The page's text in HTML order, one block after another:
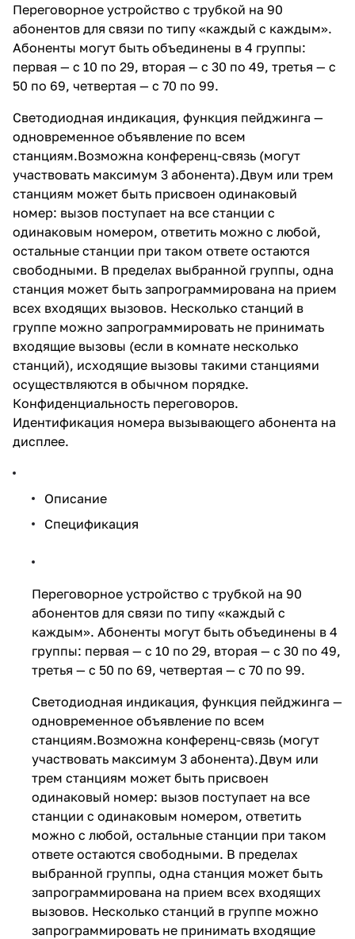
Переговорное устройство с трубкой на 90
абонентов для связи по типу «каждый с каждым».
Абоненты могут быть объединены в 4 группы:
первая — с 10 по 29, вторая — с 30 по 49, третья — с
50 по 69, четвертая — с 70 по 99.
Светодиодная индикация, функция пейджинга —
одновременное объявление по всем
станциям.Возможна конференц-связь (могут
участвовать максимум 3 абонента).Двум или трем
станциям может быть присвоен одинаковый
номер: вызов поступает на все станции с
одинаковым номером, ответить можно с любой,
остальные станции при таком ответе остаются
свободными. В пределах выбранной группы, одна
станция может быть запрограммирована на прием
всех входящих вызовов. Несколько станций в
группе можно запрограммировать не принимать
входящие вызовы (если в комнате несколько
станций), исходящие вызовы такими станциями
осуществляются в обычном порядке.
Конфиденциальность переговоров.
Идентификация номера вызывающего абонента на
дисплее.
Описание
Спецификация
Переговорное устройство с трубкой на 90
абонентов для связи по типу «каждый с
каждым». Абоненты могут быть объединены в 4
группы: первая — с 10 по 29, вторая — с 30 по 49,
третья — с 50 по 69, четвертая — с 70 по 99.
Светодиодная индикация, функция пейджинга —
одновременное объявление по всем
станциям.Возможна конференц-связь (могут
участвовать максимум 3 абонента).Двум или
трем станциям может быть присвоен
одинаковый номер: вызов поступает на все
станции с одинаковым номером, ответить
можно с любой, остальные станции при таком
ответе остаются свободными. В пределах
выбранной группы, одна станция может быть
запрограммирована на прием всех входящих
вызовов. Несколько станций в группе можно
запрограммировать не принимать входящие